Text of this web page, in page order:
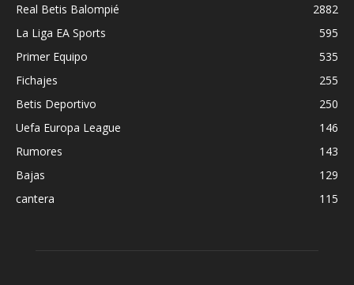
Real Betis Balompié
2882
La Liga EA Sports
595
Primer Equipo
535
Fichajes
255
Betis Deportivo
250
Uefa Europa League
146
Rumores
143
Bajas
129
cantera
115